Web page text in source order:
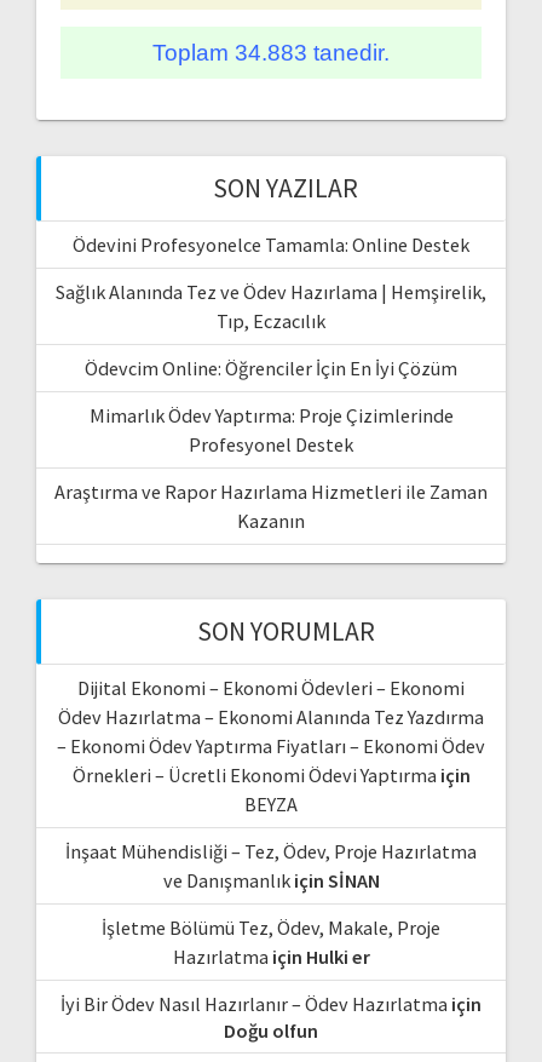
Toplam 34.883 tanedir.
SON YAZILAR
Ödevini Profesyonelce Tamamla: Online Destek
Sağlık Alanında Tez ve Ödev Hazırlama | Hemşirelik,
Tıp, Eczacılık
Ödevcim Online: Öğrenciler İçin En İyi Çözüm
Mimarlık Ödev Yaptırma: Proje Çizimlerinde
Profesyonel Destek
Araştırma ve Rapor Hazırlama Hizmetleri ile Zaman
Kazanın
SON YORUMLAR
Dijital Ekonomi – Ekonomi Ödevleri – Ekonomi
Ödev Hazırlatma – Ekonomi Alanında Tez Yazdırma
– Ekonomi Ödev Yaptırma Fiyatları – Ekonomi Ödev
Örnekleri – Ücretli Ekonomi Ödevi Yaptırma için
BEYZA
İnşaat Mühendisliği – Tez, Ödev, Proje Hazırlatma
ve Danışmanlıkiçin SİNAN
İşletme Bölümü Tez, Ödev, Makale, Proje
Hazırlatma için Hulki er
İyi Bir Ödev Nasıl Hazırlanır – Ödev Hazırlatma için
Doğu olfun